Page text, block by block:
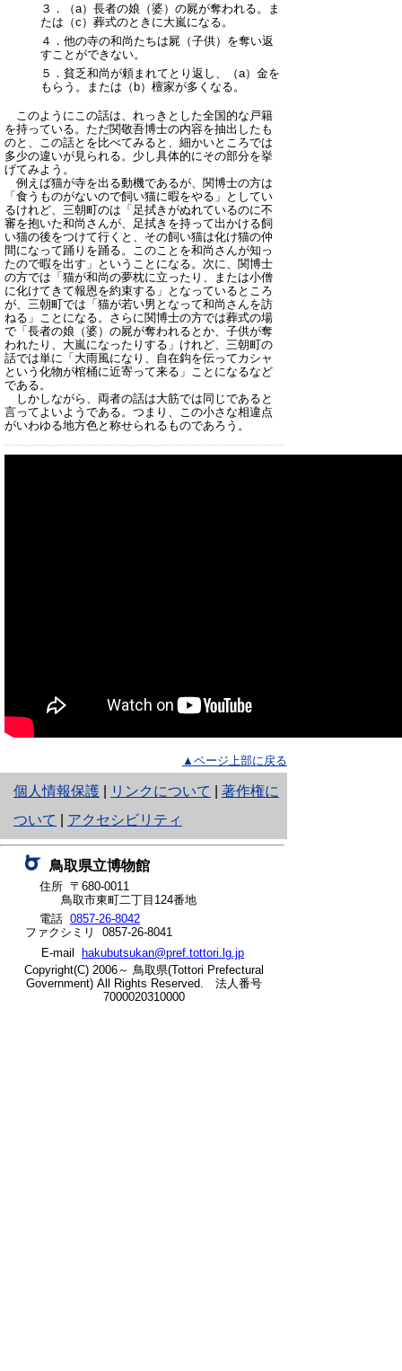
３．（a）長者の娘（婆）の屍が奪われる。ま
たは（c）葬式のときに大嵐になる。
４．他の寺の和尚たちは屍（子供）を奪い返
すことができない。
５．貧乏和尚が頼まれてとり返し、（a）金を
もらう。または（b）檀家が多くなる。
このようにこの話は、れっきとした全国的な戸籍
を持っている。ただ関敬吾博士の内容を抽出したも
のと、この話とを比べてみると、細かいところでは
多少の違いが見られる。少し具体的にその部分を挙
げてみよう。
例えば猫が寺を出る動機であるが、関博士の方は
「食うものがないので飼い猫に暇をやる」としてい
るけれど、三朝町のは「足拭きがぬれているのに不
審を抱いた和尚さんが、足拭きを持って出かける飼
い猫の後をつけて行くと、その飼い猫は化け猫の仲
間になって踊りを踊る。このことを和尚さんが知っ
たので暇を出す」ということになる。次に、関博士
の方では「猫が和尚の夢枕に立ったり、または小僧
に化けてきて報恩を約束する」となっているところ
が、三朝町では「猫が若い男となって和尚さんを訪
ねる」ことになる。さらに関博士の方では葬式の場
で「長者の娘（婆）の屍が奪われるとか、子供が奪
われたり、大嵐になったりする」けれど、三朝町の
話では単に「大雨風になり、自在鈎を伝ってカシャ
という化物が棺桶に近寄って来る」ことになるなど
である。
しかしながら、両者の話は大筋では同じであると
言ってよいようである。つまり、この小さな相違点
がいわゆる地方色と称せられるものであろう。
▲ページ上部に戻る
個人情報保護
と
り
ネ
ッ
ト
へ
の
リンクについて
著作権に
ついて
アクセシビリティ
鳥取県立博物館
住所 〒680-0011
鳥取市東町二丁目124番地
電話 0857-26-8042
ファクシミリ 0857-26-8041
E-mail
hakubutsukan@pref.tottori.lg.jp
Copyright(C) 2006～ 鳥取県(Tottori Prefectural
Government) All Rights Reserved. 法人番号
7000020310000